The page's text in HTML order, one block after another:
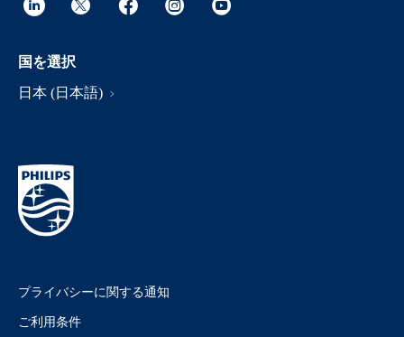
国を選択
日本 (日本語)
プライバシーに関する通知
ご利用条件